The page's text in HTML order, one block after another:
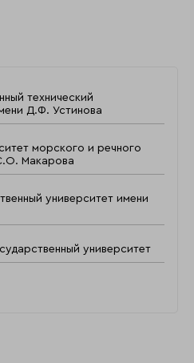
технический
Д.Ф. Устинова
морского и речного
Макарова
университет имени
университет